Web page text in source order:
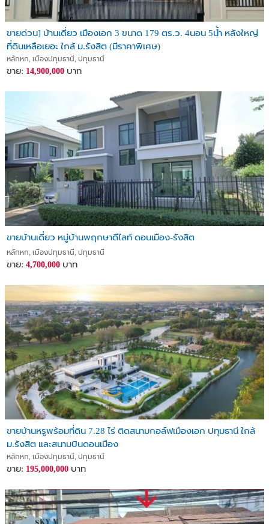
ขายด่วน] บ้านเดี่ยว เมืองเอก 3 ขนาด 179 ตร.ว. 4นอน 5น้ำ หลังใหญ่
ที่ดินเหลือเยอะ ใกล้ ม.รังสิต (มีราคาพิเศษ)
หลักหก, เมืองปทุมธานี, ปทุมธานี
ขาย: 14,900,000 บาท
ขายบ้านเดี่ยว หมู่บ้านพฤกษาดีไลท์ ดอนเมือง-รังสิต
หลักหก, เมืองปทุมธานี, ปทุมธานี
ขาย: 4,700,000 บาท
ขายบ้านหรูพร้อมที่ดิน 7.28 ไร่ ติดสนามกอล์ฟเมืองเอก ปทุมธานี ใกล้
ม.รังสิต และสนามบินดอนเมือง
หลักหก, เมืองปทุมธานี, ปทุมธานี
ขาย: 195,000,000 บาท